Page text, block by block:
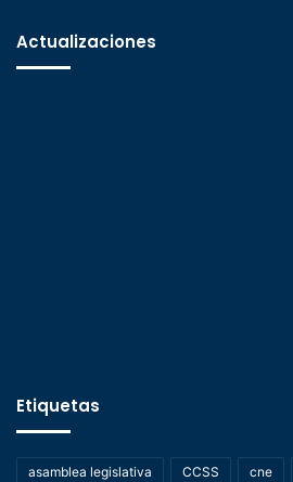
Actualizaciones
Etiquetas
asamblea legislativa CCSS cne